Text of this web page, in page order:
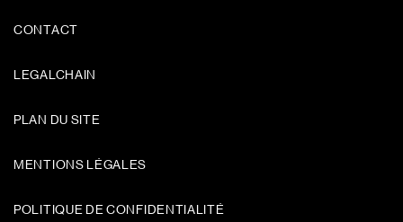
CONTACT
LEGALCHAIN
PLAN DU SITE
MENTIONS LÉGALES
POLITIQUE DE CONFIDENTIALITÉ